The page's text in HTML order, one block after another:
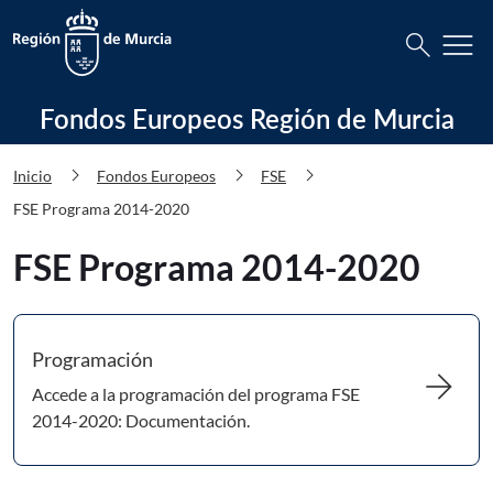
Fondos Europeos Región de Murcia
search menu
Fondos Europeos Región de Murcia
Inicio chevron_right Fondos Europeos chevron_right FSE chevron_right
FSE Programa 2014-2020
FSE Programa 2014-2020
Programación
Accede a la programación del programa FSE
2014-2020: Documentación.
arrow_forward